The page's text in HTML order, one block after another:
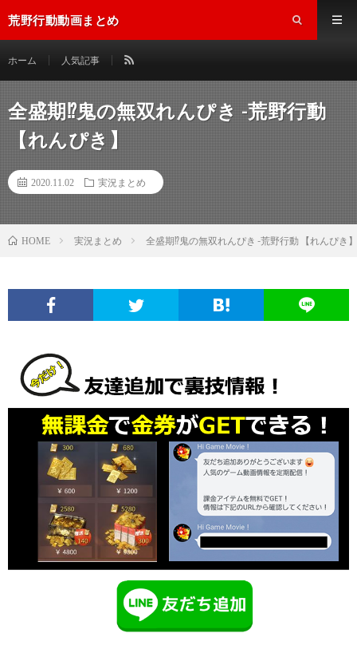
荒野行動動画まとめ
ホーム 人気記事
全盛期⁉鬼の無双れんぴき -荒野行動
【れんぴき】
2020.11.02 実況まとめ
HOME 実況まとめ 全盛期⁉鬼の無双れんぴき -荒野行動 【れんぴき】